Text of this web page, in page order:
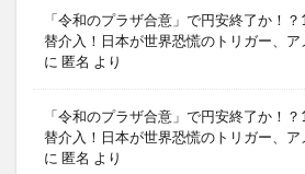
「令和のプラザ合意」で円安終了か！
替介入！日本が世界恐慌のトリガー、
に 匿名 より
「令和のプラザ合意」で円安終了か！
替介入！日本が世界恐慌のトリガー、
に 匿名 より